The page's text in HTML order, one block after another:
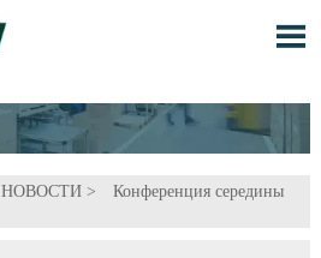

НОВОСТИ>
Конференция середины